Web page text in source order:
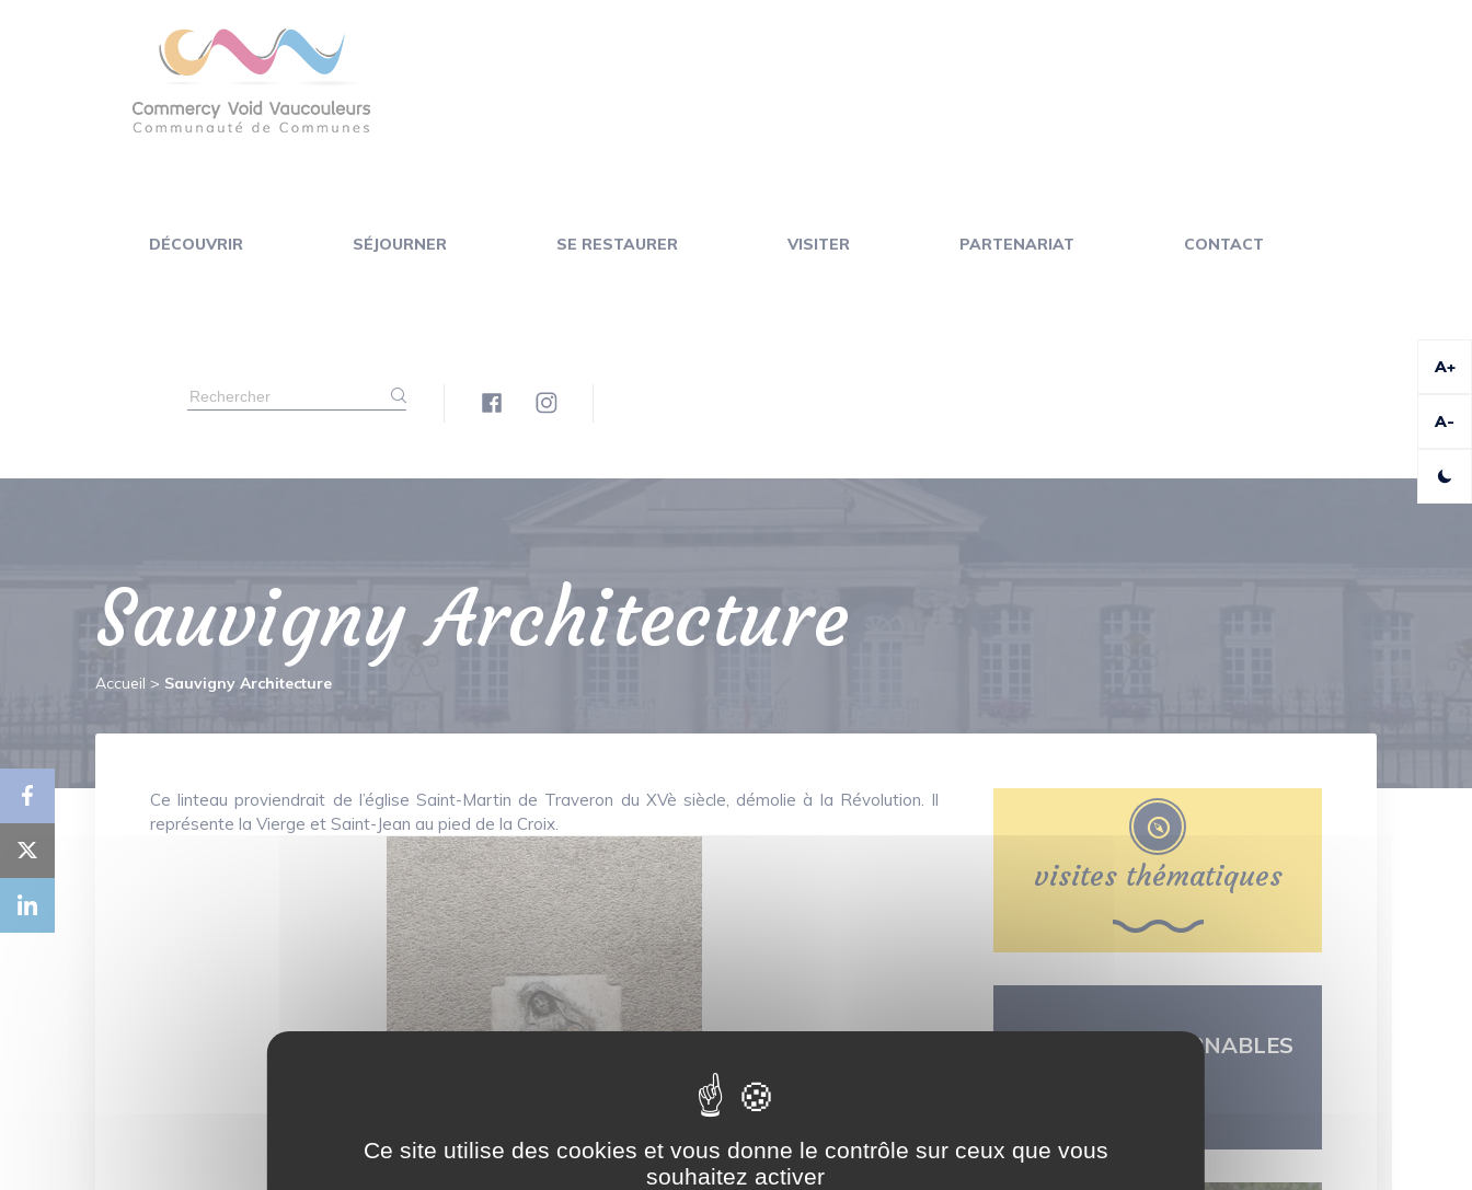
DÉCOUVRIR SÉJOURNER SE RESTAURER VISITER PARTENARIAT CONTACT
Sauvigny Architecture
Accueil > Sauvigny Architecture
Ce linteau proviendrait de l’église Saint-Martin de Traveron du XVè siècle, démolie à la Révolution. Il
représente la Vierge et Saint-Jean au pied de la Croix.
visites thématiques
LES INCONTOURNABLES
A+
A-
Ce site utilise des cookies et vous donne le contrôle sur ceux que vous
souhaitez activer